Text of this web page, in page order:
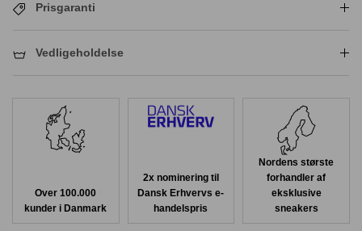
Prisgaranti
Vedligeholdelse
Over 100.000
kunder i Danmark
2x nominering til
Dansk Erhvervs e-
handelspris
Nordens største
forhandler af
eksklusive
sneakers